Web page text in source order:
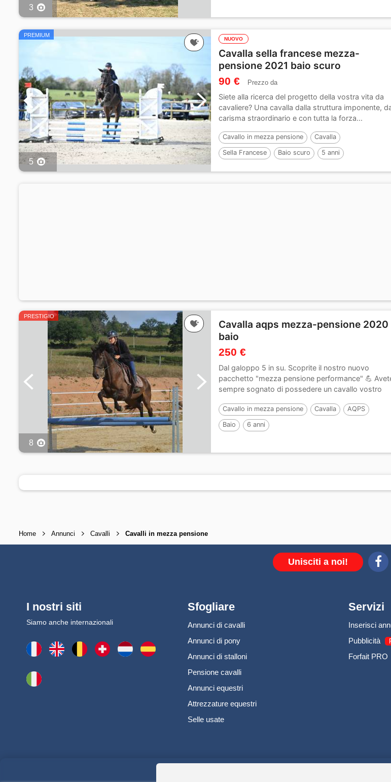
3
PREMIUM
5
NUOVO
Cavalla sella francese mezza-
pensione 2021 baio scuro
90 € Prezzo da
Siete alla ricerca del progetto della vostra vita da
cavaliere? Una cavalla dalla struttura imponente,
carisma straordinario e con tutta la forza...
Cavallo in mezza pensione Cavalla
Sella Francese Baio scuro 5 anni
PRESTIGIO
8
Cavalla aqps mezza-pensione 2020
baio
250 €
Dal galoppo 5 in su. Scoprite il nostro nuovo
pacchetto "mezza pensione performance" 💪
sempre sognato di possedere un cavallo vostro
Cavallo in mezza pensione Cavalla AQPS
Baio 6 anni
Home Annunci Cavalli Cavalli in mezza pensione
Unisciti a noi!
I nostri siti
Siamo anche internazionali
Sfogliare
Annunci di cavalli
Annunci di pony
Annunci di stalloni
Pensione cavalli
Annunci equestri
Attrezzature equestri
Selle usate
Servizi
Inserisci
Pubblicità
Forfait PRO